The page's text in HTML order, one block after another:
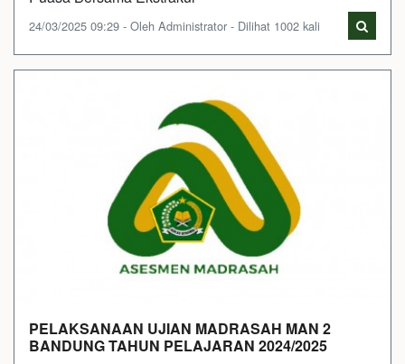
24/03/2025 09:29 - Oleh Administrator - Dilihat 1002 kali
PELAKSANAAN UJIAN MADRASAH MAN 2
BANDUNG TAHUN PELAJARAN 2024/2025